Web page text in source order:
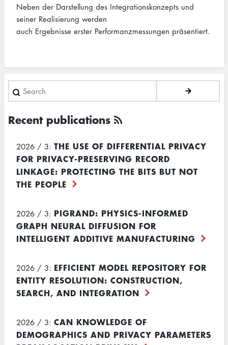
Neben der Darstellung des Integrationskonzepts und
seiner Realisierung werden
auch Ergebnisse erster Performanzmessungen präsentiert.
Search
Recent publications
2026 / 3: THE USE OF DIFFERENTIAL PRIVACY
FOR PRIVACY-PRESERVING RECORD
LINKAGE: PROTECTING THE BITS BUT NOT
THE PEOPLE
2026 / 3: PIGRAND: PHYSICS-INFORMED
GRAPH NEURAL DIFFUSION FOR
INTELLIGENT ADDITIVE MANUFACTURING
2026 / 3: EFFICIENT MODEL REPOSITORY FOR
ENTITY RESOLUTION: CONSTRUCTION,
SEARCH, AND INTEGRATION
2026 / 3: CAN KNOWLEDGE OF
DEMOGRAPHICS AND PRIVACY PARAMETERS